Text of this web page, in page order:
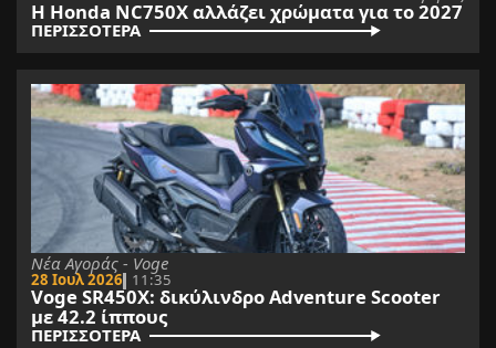
Η Honda NC750X αλλάζει χρώματα για το 2027
ΠΕΡΙΣΣΟΤΕΡΑ
Νέα Αγοράς - Voge
28 Ιουλ 2026 11:35
Voge SR450X: δικύλινδρο Adventure Scooter
με 42.2 ίππους
ΠΕΡΙΣΣΟΤΕΡΑ